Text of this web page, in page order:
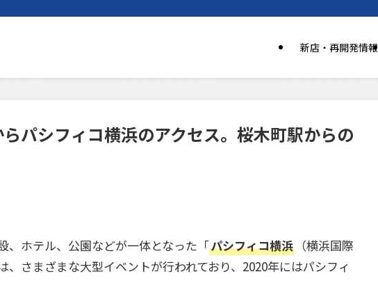
新店・再開発情報
パシフィコ横浜のアクセス。桜木町駅からの
、ホテル、公園などが一体となった「パシフィコ横浜 （横浜国際
、さまざまな大型イベントが行われており、2020年にはパシフィ